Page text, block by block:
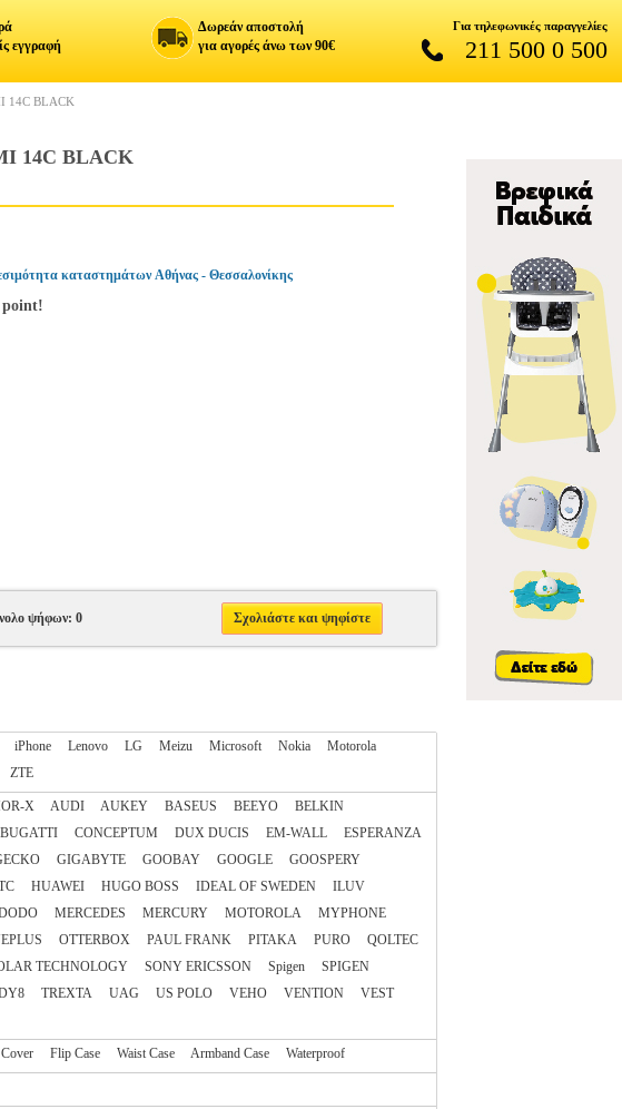
εγγραφή
Δωρεάν αποστολή
για αγορές άνω των 90€
Για τηλεφωνικές παραγγελίες
211 500 0 500
14C BLACK
14C BLACK
καταστημάτων Αθήνας - Θεσσαλονίκης
point!
ψήφων: 0 Σχολιάστε και ψηφίστε
iPhone Lenovo LG Meizu Microsoft Nokia
Motorola
ZTE
X AUDI AUKEY BASEUS BEEYO
BELKIN
BUGATTI CONCEPTUM DUX DUCIS EM-WALL
ESPERANZA
GIGABYTE GOOBAY GOOGLE
GOOSPERY
HUAWEI HUGO BOSS IDEAL OF SWEDEN
ILUV
MERCEDES MERCURY MOTOROLA
MYPHONE
OTTERBOX PAUL FRANK PITAKA PURO
QOLTEC
TECHNOLOGY SONY ERICSSON Spigen
SPIGEN
TREXTA UAG US POLO VEHO VENTION
VEST
Flip Case Waist Case Armband Case Waterproof